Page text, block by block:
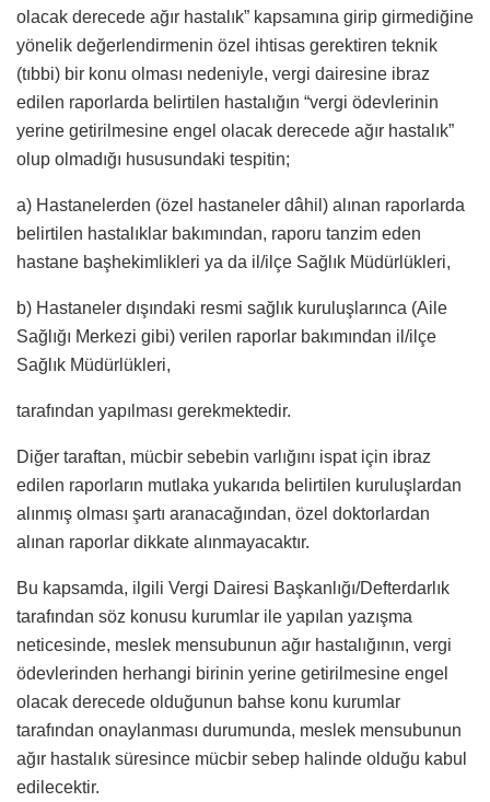
olacak derecede ağır hastalık” kapsamına girip girmediğine
yönelik değerlendirmenin özel ihtisas gerektiren teknik
(tıbbi) bir konu olması nedeniyle, vergi dairesine ibraz
edilen raporlarda belirtilen hastalığın “vergi ödevlerinin
yerine getirilmesine engel olacak derecede ağır hastalık”
olup olmadığı hususundaki tespitin;
a) Hastanelerden (özel hastaneler dâhil) alınan raporlarda
belirtilen hastalıklar bakımından, raporu tanzim eden
hastane başhekimlikleri ya da il/ilçe Sağlık Müdürlükleri,
b) Hastaneler dışındaki resmi sağlık kuruluşlarınca (Aile
Sağlığı Merkezi gibi) verilen raporlar bakımından il/ilçe
Sağlık Müdürlükleri,
tarafından yapılması gerekmektedir.
Diğer taraftan, mücbir sebebin varlığını ispat için ibraz
edilen raporların mutlaka yukarıda belirtilen kuruluşlardan
alınmış olması şartı aranacağından, özel doktorlardan
alınan raporlar dikkate alınmayacaktır.
Bu kapsamda, ilgili Vergi Dairesi Başkanlığı/Defterdarlık
tarafından söz konusu kurumlar ile yapılan yazışma
neticesinde, meslek mensubunun ağır hastalığının, vergi
ödevlerinden herhangi birinin yerine getirilmesine engel
olacak derecede olduğunun bahse konu kurumlar
tarafından onaylanması durumunda, meslek mensubunun
ağır hastalık süresince mücbir sebep halinde olduğu kabul
edilecektir.